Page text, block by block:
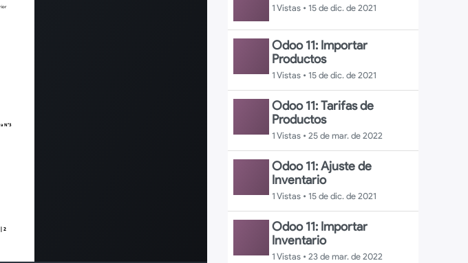
1 Vistas • 15 de dic. de 2021
Odoo 11: Importar
Productos
1 Vistas • 15 de dic. de 2021
Odoo 11: Tarifas de
Productos
1 Vistas • 25 de mar. de 2022
Odoo 11: Ajuste de
Inventario
1 Vistas • 15 de dic. de 2021
Odoo 11: Importar
Inventario
1 Vistas • 23 de mar. de 2022